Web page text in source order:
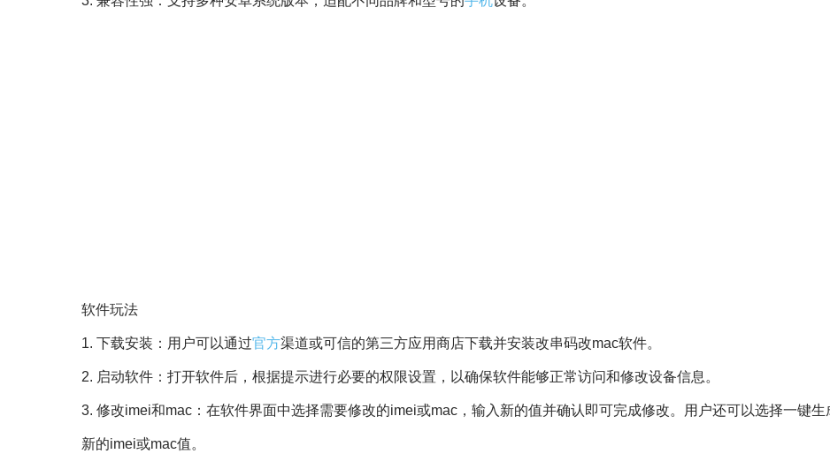
软件玩法
1. 下载安装：用户可以通过官方渠道或可信的第三方应用商店下载并安装改串码改mac软件。
2. 启动软件：打开软件后，根据提示进行必要的权限设置，以确保软件能够正常访问和修改设备信息。
3. 修改imei和mac：在软件界面中选择需要修改的imei或mac，输入新的值并确认即可完成修改。用户还可以选择一键生
新的imei或mac值。